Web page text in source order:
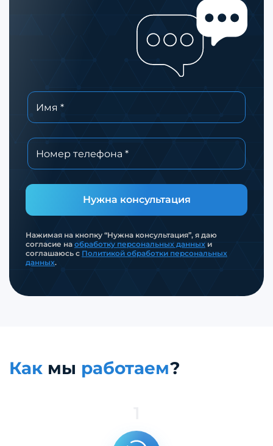
Нужна консультация
Нажимая на кнопку “Нужна консультация”, я даю
согласие на обработку персональных данных и
соглашаюсь с Политикой обработки персональных
данных.
Как мы работаем?